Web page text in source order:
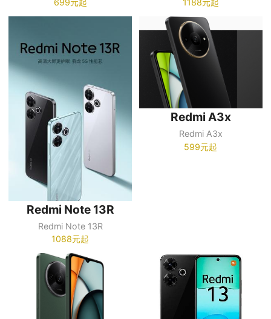
699元起
1188元起
Redmi Note 13R
Redmi Note 13R
1088元起
Redmi A3x
Redmi A3x
599元起